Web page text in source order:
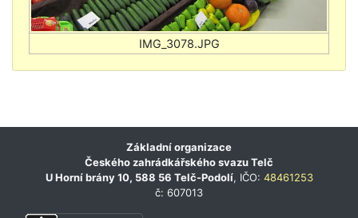
Základní organizace
Českého zahrádkářského svazu Telč
U Horní brány 10, 588 56 Telč-Podolí, IČO: 48461253
č: 607013